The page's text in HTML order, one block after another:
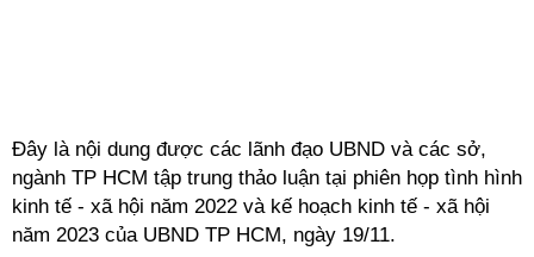
Đây là nội dung được các lãnh đạo UBND và các sở,
ngành TP HCM tập trung thảo luận tại phiên họp tình hình
kinh tế - xã hội năm 2022 và kế hoạch kinh tế - xã hội
năm 2023 của UBND TP HCM, ngày 19/11.